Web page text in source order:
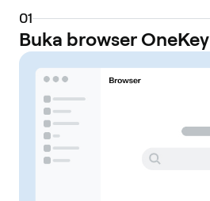
01
Buka browser OneKey